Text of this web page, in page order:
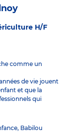
H/F
comme un
de vie jouent
et que la
qui
Babilou